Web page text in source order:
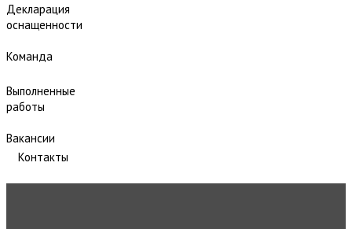
Декларация
оснащенности
Команда
Выполненные
работы
Вакансии
Контакты